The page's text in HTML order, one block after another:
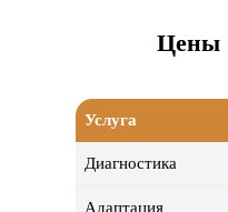
Цены
Услуга
Диагностика